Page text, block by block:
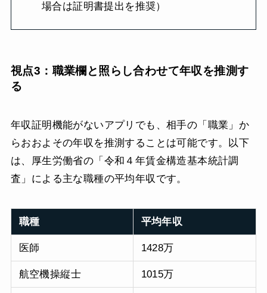
場合は証明書提出を推奨）
視点3：職業欄と照らし合わせて年収を推測す
る
年収証明機能がないアプリでも、相手の「職業」か
らおおよその年収を推測することは可能です。以下
は、厚生労働省の「令和４年賃金構造基本統計調
査」による主な職種の平均年収です。
職種 平均年収
医師 1428万
航空機操縦士 1015万